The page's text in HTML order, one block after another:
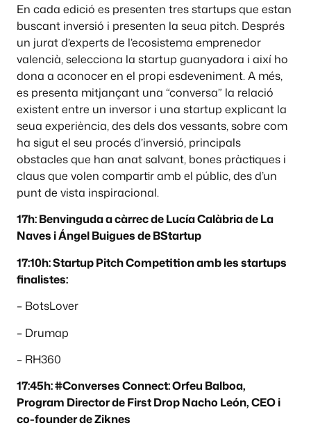
En cada edició es presenten tres startups que estan
buscant inversió i presenten la seua pitch. Després
un jurat d’experts de l’ecosistema emprenedor
valencià, selecciona la startup guanyadora i així ho
dona a aconocer en el propi esdeveniment. A més,
es presenta mitjançant una “conversa” la relació
existent entre un inversor i una startup explicant la
seua experiència, des dels dos vessants, sobre com
ha sigut el seu procés d’inversió, principals
obstacles que han anat salvant, bones pràctiques i
claus que volen compartir amb el públic, des d’un
punt de vista inspiracional.
17h: Benvinguda a càrrec de Lucía Calàbria de La
Naves i Ángel Buigues de BStartup
17:10h: Startup Pitch Competition amb les startups
finalistes:
– BotsLover
– Drumap
– RH360
17:45h: #Converses Connect: Orfeu Balboa,
Program Director de First Drop Nacho León, CEO i
co-founder de Ziknes